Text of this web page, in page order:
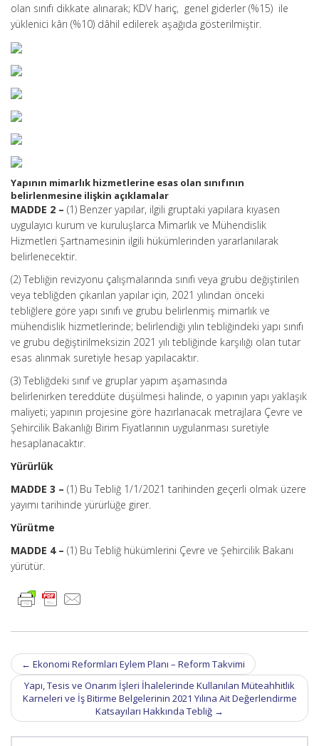
olan sınıfı dikkate alınarak; KDV hariç, genel giderler (%15) ile
yüklenici kârı (%10) dâhil edilerek aşağıda gösterilmiştir.
Yapının mimarlık hizmetlerine esas olan sınıfının
belirlenmesine ilişkin açıklamalar
MADDE 2 – (1) Benzer yapılar, ilgili gruptaki yapılara kıyasen
uygulayıcı kurum ve kuruluşlarca Mimarlık ve Mühendislik
Hizmetleri Şartnamesinin ilgili hükümlerinden yararlanılarak
belirlenecektir.
(2) Tebliğin revizyonu çalışmalarında sınıfı veya grubu değiştirilen
veya tebliğden çıkarılan yapılar için, 2021 yılından önceki
tebliğlere göre yapı sınıfı ve grubu belirlenmiş mimarlık ve
mühendislik hizmetlerinde; belirlendiği yılın tebliğindeki yapı sınıfı
ve grubu değiştirilmeksizin 2021 yılı tebliğinde karşılığı olan tutar
esas alınmak suretiyle hesap yapılacaktır.
(3) Tebliğdeki sınıf ve gruplar yapım aşamasında
belirlenirken tereddüte düşülmesi halinde, o yapının yapı yaklaşık
maliyeti; yapının projesine göre hazırlanacak metrajlara Çevre ve
Şehircilik Bakanlığı Birim Fiyatlarının uygulanması suretiyle
hesaplanacaktır.
Yürürlük
MADDE 3 – (1) Bu Tebliğ 1/1/2021 tarihinden geçerli olmak üzere
yayımı tarihinde yürürlüğe girer.
Yürütme
MADDE 4 – (1) Bu Tebliğ hükümlerini Çevre ve Şehircilik Bakanı
yürütür.
Post
navigation
← Ekonomi Reformları Eylem Planı – Reform Takvimi
Yapı, Tesis ve Onarım İşleri İhalelerinde Kullanılan Müteahhitlik
Karneleri ve İş Bitirme Belgelerinin 2021 Yılına Ait Değerlendirme
Katsayıları Hakkında Tebliğ →